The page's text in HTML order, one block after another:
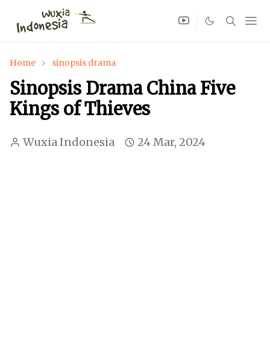
Home sinopsis drama
Sinopsis Drama China Five
Kings of Thieves
Wuxia Indonesia 24 Mar, 2024